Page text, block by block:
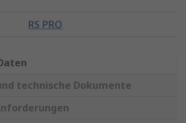
RS PRO
technische Dokumente